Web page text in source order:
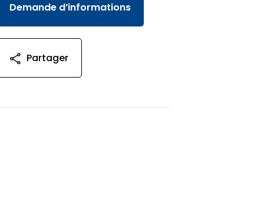
Demande d’informations
Partager